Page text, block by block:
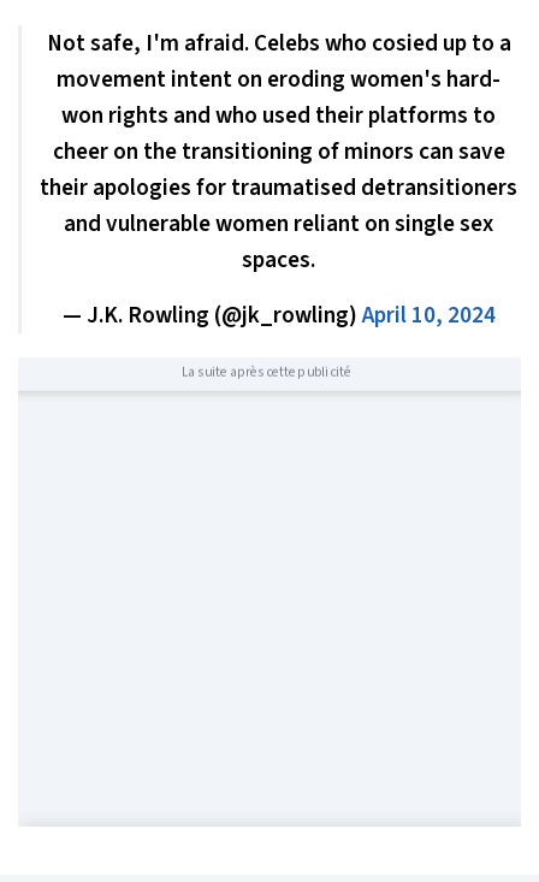
Not safe, I'm afraid. Celebs who cosied up to a
movement intent on eroding women's hard-
won rights and who used their platforms to
cheer on the transitioning of minors can save
their apologies for traumatised detransitioners
and vulnerable women reliant on single sex
spaces.
— J.K. Rowling (@jk_rowling)April 10, 2024
La suite après cette publicité